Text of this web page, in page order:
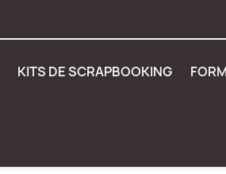
KITS DE SCRAPBOOKING